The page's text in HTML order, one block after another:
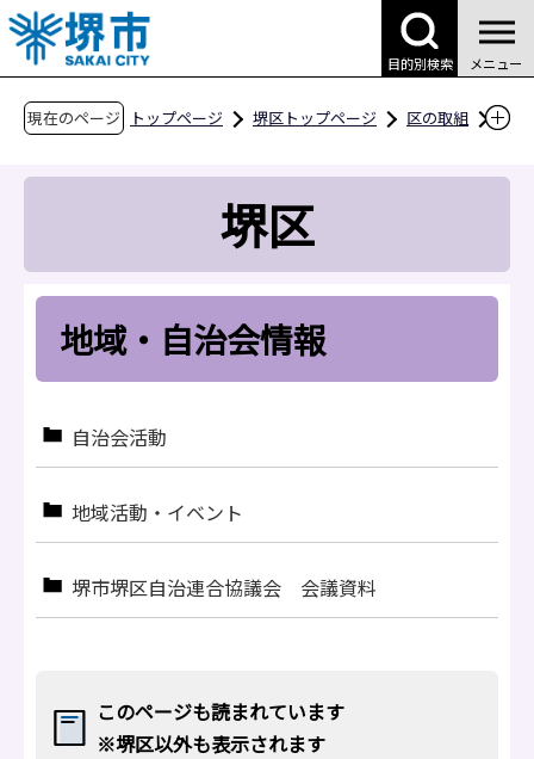
こ
の
ペ
目的別検索 メニュー
現在のページ トップページ 堺区トップページ
区の取組
堺区
地域・自治会情報
自治会活動
地域活動・イベント
堺市堺区自治連合協議会 会議資料
このページも読まれています
※堺区以外も表示されます